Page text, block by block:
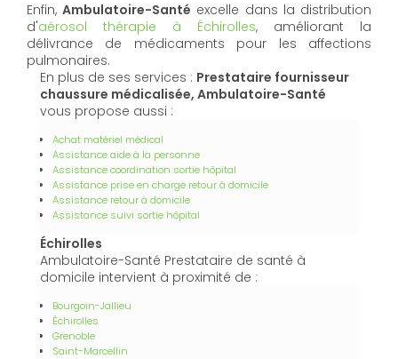
Enfin,Ambulatoire-Santé excelle dans la distribution
d'aérosol thérapie à Échirolles, améliorant la
délivrance de médicaments pour les affections
pulmonaires.
En plus de ses services : Prestataire fournisseur
chaussure médicalisée, Ambulatoire-Santé
vous propose aussi :
Achat matériel médical
Assistance aide à la personne
Assistance coordination sortie hôpital
Assistance prise en charge retour à domicile
Assistance retour à domicile
Assistance suivi sortie hôpital
Échirolles
Ambulatoire-Santé Prestataire de santé à
domicile intervient à proximité de :
Bourgoin-Jallieu
Échirolles
Grenoble
Saint-Marcellin